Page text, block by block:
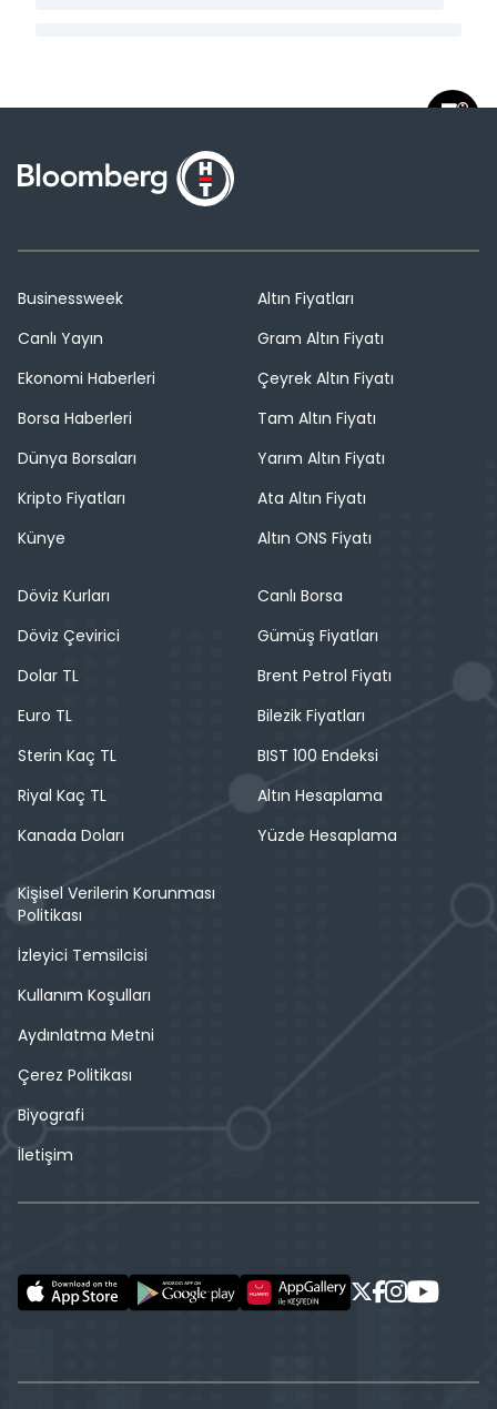
Businessweek
Canlı Yayın
Ekonomi Haberleri
Borsa Haberleri
Dünya Borsaları
Kripto Fiyatları
Künye
Altın Fiyatları
Gram Altın Fiyatı
Çeyrek Altın Fiyatı
Tam Altın Fiyatı
Yarım Altın Fiyatı
Ata Altın Fiyatı
Altın ONS Fiyatı
Döviz Kurları
Döviz Çevirici
Dolar TL
Euro TL
Sterin Kaç TL
Riyal Kaç TL
Kanada Doları
Canlı Borsa
Gümüş Fiyatları
Brent Petrol Fiyatı
Bilezik Fiyatları
BIST 100 Endeksi
Altın Hesaplama
Yüzde Hesaplama
Kişisel Verilerin Korunması
Politikası
İzleyici Temsilcisi
Kullanım Koşulları
Aydınlatma Metni
Çerez Politikası
Biyografi
İletişim